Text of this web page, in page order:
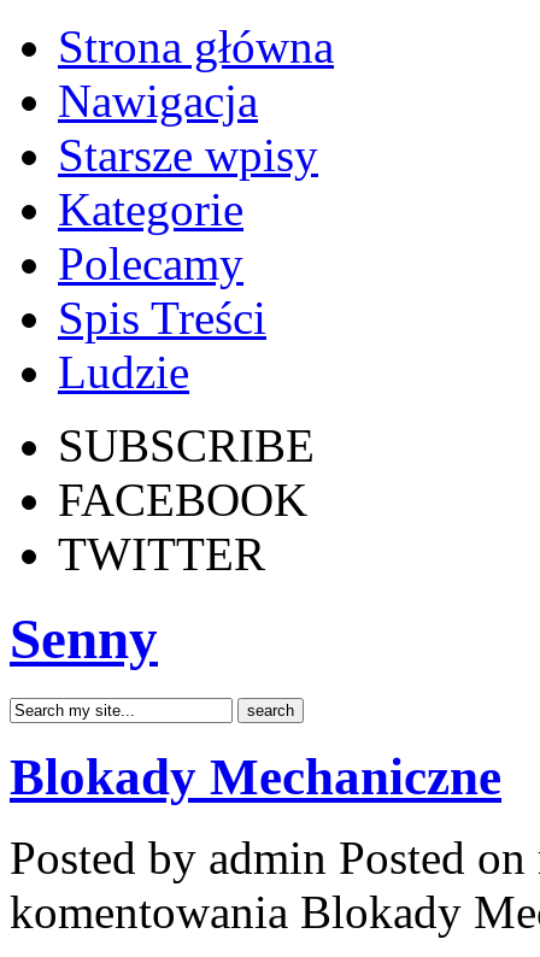
Strona główna
Nawigacja
Starsze wpisy
Kategorie
Polecamy
Spis Treści
Ludzie
SUBSCRIBE
FACEBOOK
TWITTER
Senny
Blokady Mechaniczne
Posted by admin Posted
komentowania Blokady